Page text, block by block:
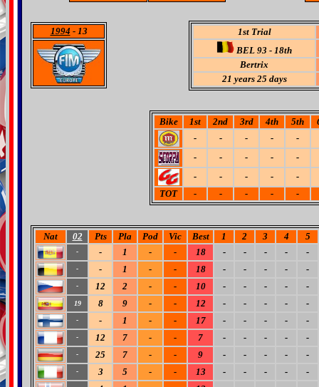
1994 - 13
1st Trial
BEL 93 - 18th
Bertrix
21 years 25 days
Bike 1st 2nd 3rd 4th 5th
-
- - -
-
-
- - -
-
-
- - -
-
TOT
- - - - -
Nat 02 Pts Pla Pod Vic Best 1 2 3 4 5
- - 1 - - 18 - - - - -
- - 1 - - 18 - - - - -
- 12 2 - - 10 - - - - -
19 8 9 - - 12 - - - - -
- - 1 - - 17 - - - - -
- 12 7 - - 7 - - - - -
- 25 7 - - 9 - - - - -
- 3 5 - - 13 - - - - -